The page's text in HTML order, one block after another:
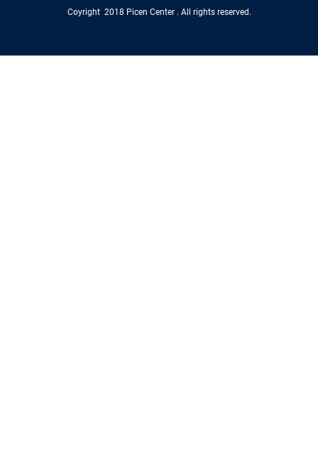
Coyright 2018 Picen Center . All rights reserved.